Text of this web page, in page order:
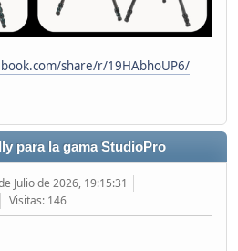
share/r/19HAbhoUP6/
para la gama StudioPro
Julio de 2026, 19:15:31
Visitas: 146